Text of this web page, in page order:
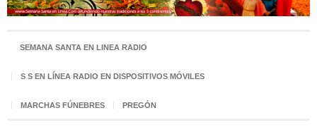
SEMANA SANTA EN LINEA RADIO
S S EN LÍNEA RADIO EN DISPOSITIVOS MÓVILES
MARCHAS FÚNEBRES PREGÓN